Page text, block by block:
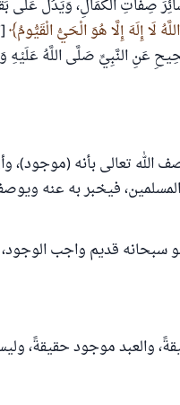
صِفَاتِ الْكَمَالِ، وَيَدُلُّ عَلَى
اللَّهُ لَا إِلَهَ إِلَّا هُوَ الْحَيُّ الْقَيُّومُ
عَنِ النَّبِيِّ صَلَّى اللَّهُ عَلَيْهِ
تعالى بأنه (موجود)،
فيخبر به عنه
سبحانه قديم واجب
والعبد موجود حقيقةً،